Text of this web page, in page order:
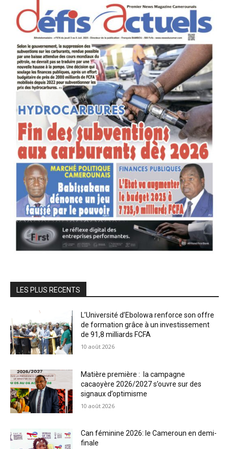
LES PLUS RECENTS
L’Université d’Ebolowa renforce son offre
de formation grâce à un investissement
de 91,8 milliards FCFA
10 août 2026
Matière première : la campagne
cacaoyère 2026/2027 s’ouvre sur des
signaux d’optimisme
10 août 2026
Can féminine 2026: le Cameroun en demi-
finale